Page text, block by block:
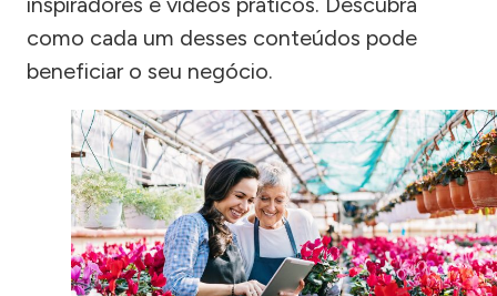
como cada um desses conteúdos pode
beneficiar o seu negócio.